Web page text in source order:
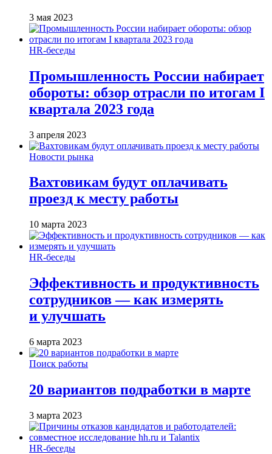
3 мая 2023
HR-беседы
Промышленность России набирает
обороты: обзор отрасли по итогам I
квартала 2023 года
3 апреля 2023
Новости рынка
Вахтовикам будут оплачивать
проезд к месту работы
10 марта 2023
HR-беседы
Эффективность и продуктивность
сотрудников — как измерять
и улучшать
6 марта 2023
Поиск работы
20 вариантов подработки в марте
3 марта 2023
HR-беседы